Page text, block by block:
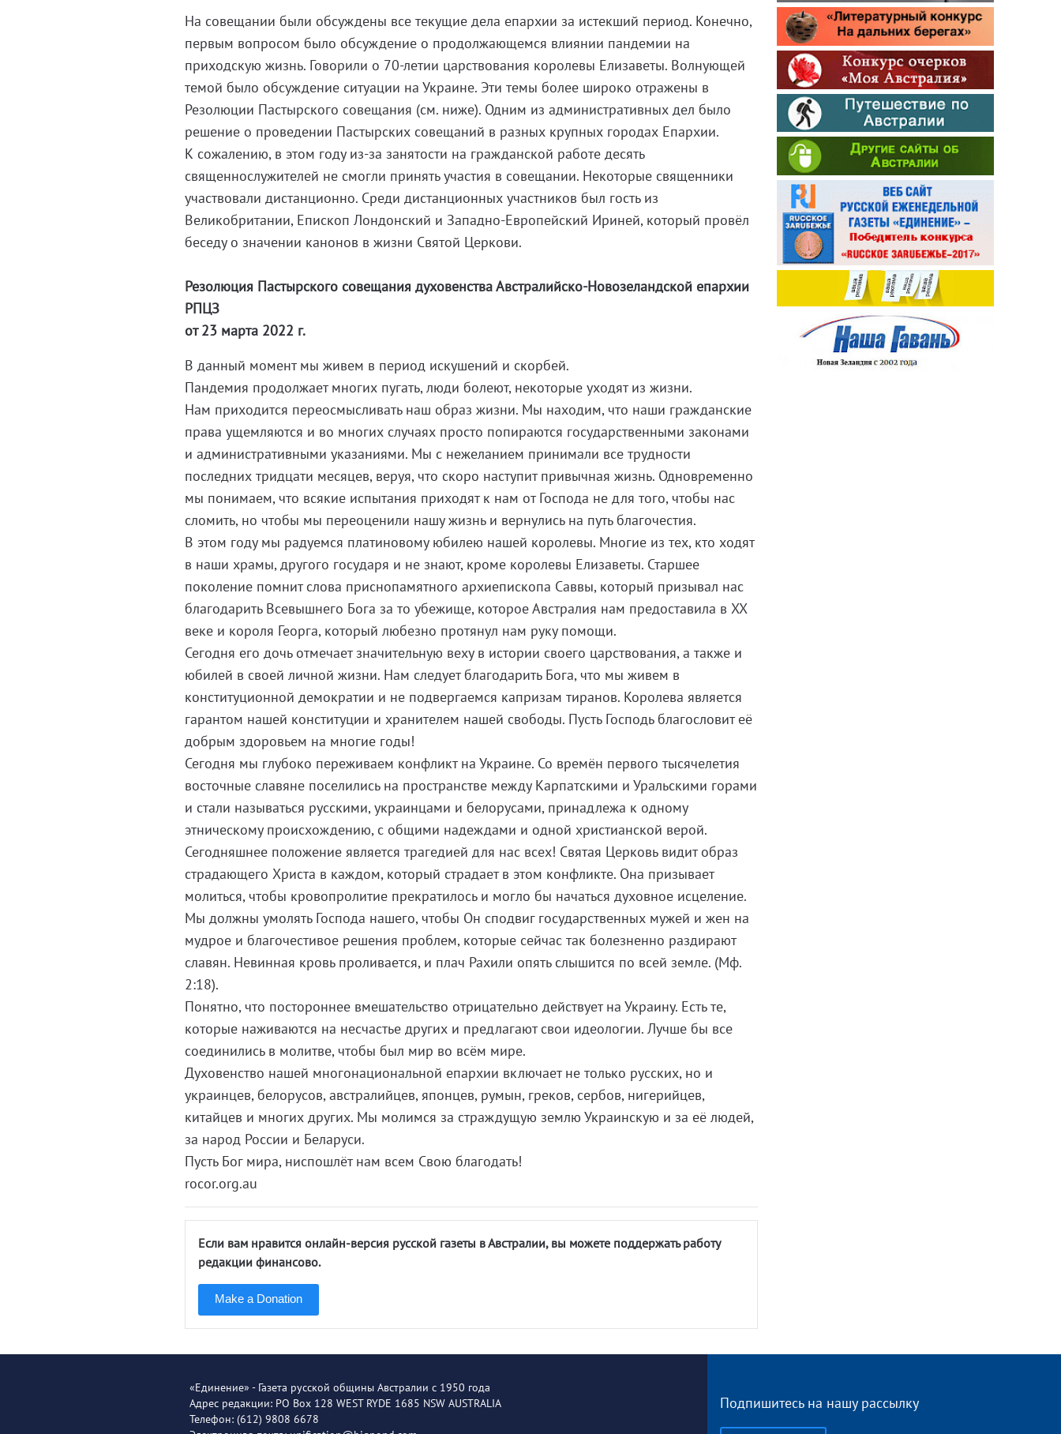
На совещании были обсуждены все текущие дела епархии за истекший период. Конечно,
первым вопросом было обсуждение о продолжающемся влиянии пандемии на
приходскую жизнь. Говорили о 70-летии царствования королевы Елизаветы. Волнующей
темой было обсуждение ситуации на Украине. Эти темы более широко отражены в
Резолюции Пастырского совещания (см. ниже). Одним из административных дел было
решение о проведении Пастырских совещаний в разных крупных городах Епархии.
К сожалению, в этом году из-за занятости на гражданской работе десять
священнослужителей не смогли принять участия в совещании. Некоторые священники
участвовали дистанционно. Среди дистанционных участников был гость из
Великобритании, Епископ Лондонский и Западно-Европейский Ириней, который провёл
беседу о значении канонов в жизни Святой Церкови.
Резолюция Пастырского совещания духовенства Австралийско-Новозеландской епархии
РПЦЗ
от 23 марта 2022 г.
В данный момент мы живем в период искушений и скорбей.
Пандемия продолжает многих пугать, люди болеют, некоторые уходят из жизни.
Нам приходится переосмысливать наш образ жизни. Мы находим, что наши гражданские
права ущемляются и во многих случаях просто попираются государственными законами
и административными указаниями. Мы с нежеланием принимали все трудности
последних тридцати месяцев, веруя, что скоро наступит привычная жизнь. Одновременно
мы понимаем, что всякие испытания приходят к нам от Господа не для того, чтобы нас
сломить, но чтобы мы переоценили нашу жизнь и вернулись на путь благочестия.
В этом году мы радуемся платиновому юбилею нашей королевы. Многие из тех, кто ходят
в наши храмы, другого государя и не знают, кроме королевы Елизаветы. Старшее
поколение помнит слова приснопамятного архиепископа Саввы, который призывал нас
благодарить Всевышнего Бога за то убежище, которое Австралия нам предоставила в XX
веке и короля Георга, который любезно протянул нам руку помощи.
Сегодня его дочь отмечает значительную веху в истории своего царствования, а также и
юбилей в своей личной жизни. Нам следует благодарить Бога, что мы живем в
конституционной демократии и не подвергаемся капризам тиранов. Королева является
гарантом нашей конституции и хранителем нашей свободы. Пусть Господь благословит её
добрым здоровьем на многие годы!
Сегодня мы глубоко переживаем конфликт на Украине. Со времён первого тысячелетия
восточные славяне поселились на пространстве между Карпатскими и Уральскими горами
и стали называться русскими, украинцами и белорусами, принадлежа к одному
этническому происхождению, с общими надеждами и одной христианской верой.
Сегодняшнее положение является трагедией для нас всех! Святая Церковь видит образ
страдающего Христа в каждом, который страдает в этом конфликте. Она призывает
молиться, чтобы кровопролитие прекратилось и могло бы начаться духовное исцеление.
Мы должны умолять Господа нашего, чтобы Он сподвиг государственных мужей и жен на
мудрое и благочестивое решения проблем, которые сейчас так болезненно раздирают
славян. Невинная кровь проливается, и плач Рахили опять слышится по всей земле. (Мф.
2:18).
Понятно, что постороннее вмешательство отрицательно действует на Украину. Есть те,
которые наживаются на несчастье других и предлагают свои идеологии. Лучше бы все
соединились в молитве, чтобы был мир во всём мире.
Духовенство нашей многонациональной епархии включает не только русских, но и
украинцев, белорусов, австралийцев, японцев, румын, греков, сербов, нигерийцев,
китайцев и многих других. Мы молимся за страждущую землю Украинскую и за её людей,
за народ России и Беларуси.
Пусть Бог мира, ниспошлёт нам всем Свою благодать!
rocor.org.au
Если вам нравится онлайн-версия русской газеты в Австралии, вы можете поддержать работу
редакции финансово.
Make a Donation
«Единение» - Газета русской общины Австралии с 1950 года
Адрес редакции: PO Box 128 WEST RYDE 1685 NSW AUSTRALIA
Телефон: (612) 9808 6678
Подпишитесь на нашу рассылку